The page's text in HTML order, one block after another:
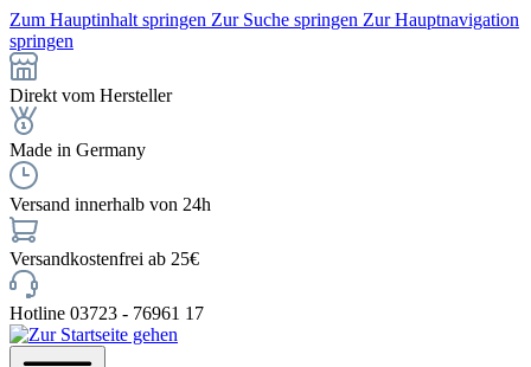
Zum Hauptinhalt springen Zur Suche springen Zur Hauptnavigation
springen
Direkt vom Hersteller
Made in Germany
Versand innerhalb von 24h
Versandkostenfrei ab 25€
Hotline 03723 - 76961 17